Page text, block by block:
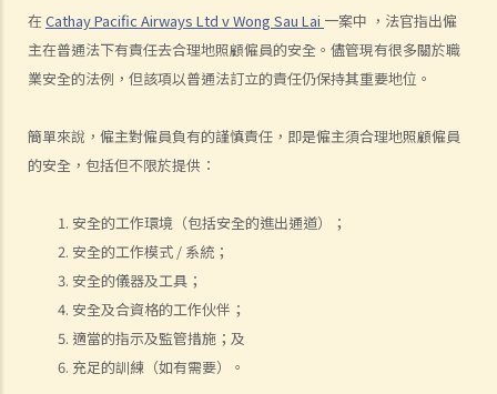
在Cathay Pacific Airways Ltd v Wong Sau Lai 一案中 ，法官指出僱
主在普通法下有責任去合理地照顧僱員的安全。儘管現有很多關於職
業安全的法例，但該項以普通法訂立的責任仍保持其重要地位。
簡單來說，僱主對僱員負有的謹慎責任，即是僱主須合理地照顧僱員
的安全，包括但不限於提供：
安全的工作環境（包括安全的進出通道）；
安全的工作模式 / 系統；
安全的儀器及工具；
安全及合資格的工作伙伴；
適當的指示及監管措施；及
充足的訓練（如有需要）。
3. 申索陳述書
4. 損害賠償陳述書
6. 證明書（收費安排）
7. 屬實申述
9. 核對表評檢及案件管理問卷
10. 案件管理會議
11. 審訊前的覆核
就人身傷害提出申索，是否存在時限？
就人身傷害提出申索，會取得多少賠償？
涉及非致命意外的申索